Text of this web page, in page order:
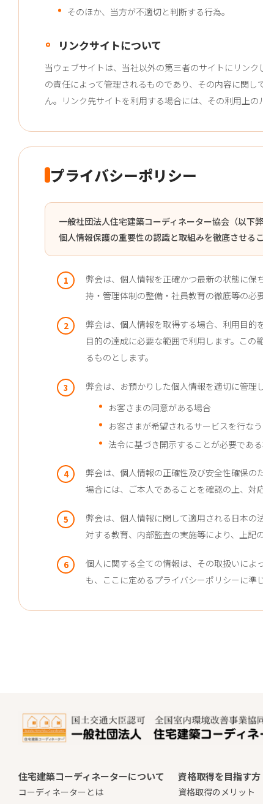
そのほか、当方が不適切と判断する行為。
リンクサイトについて
当ウェブサイトは、当社以外の第三者のサイトにリン
の責任によって管理されるものであり、その内容に関
ん。リンク先サイトを利用する場合には、その利用上の
プライバシーポリシー
一般社団法人住宅建築コーディネーター協会（以下
個人情報保護の重要性の認識と取組みを徹底させる
弊会は、個人情報を正確かつ最新の状態に保
持・管理体制の整備・社員教育の徹底等の必
弊会は、個人情報を取得する場合、利用目的
目的の達成に必要な範囲で利用します。こ
るものとします。
弊会は、お預かりした個人情報を適切に管理
お客さまの同意がある場合
お客さまが希望されるサービスを行な
法令に基づき開示することが必要であ
弊会は、個人情報の正確性及び安全性確保の
場合には、ご本人であることを確認の上、対
弊会は、個人情報に関して適用される日本の
対する教育、内部監査の実施等により、上記
個人に関する全ての情報は、その取扱いによ
も、ここに定めるプライバシーポリシーに準
住宅建築コーディネーターについて
コーディネーターとは
資格取得を目指す方
資格取得のメリット